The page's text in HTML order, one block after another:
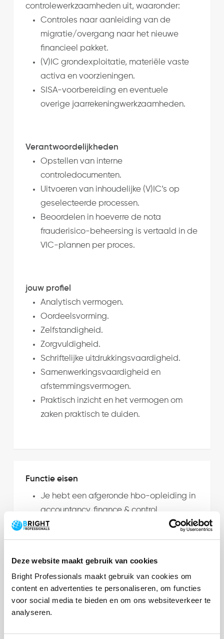
Deze website maakt gebruik van cookies
Bright Professionals maakt gebruik van cookies om
content en advertenties te personaliseren, om functies
voor social media te bieden en om ons websiteverkeer te
analyseren.
controlewerkzaamheden uit, waaronder:
Controles naar aanleiding van de
migratie/overgang naar het nieuwe
financieel pakket.
(V)IC grondexploitatie, materiële vaste
activa en voorzieningen.
SISA-voorbereiding en eventuele
overige jaarrekeningwerkzaamheden.
Verantwoordelijkheden
Opstellen van interne
controledocumenten.
Uitvoeren van inhoudelijke (V)IC’s op
geselecteerde processen.
Beoordelen in hoeverre de nota
frauderisico-beheersing is vertaald in de
VIC-plannen per proces.
jouw profiel
Analytisch vermogen.
Oordeelsvorming.
Zelfstandigheid.
Zorgvuldigheid.
Schriftelijke uitdrukkingsvaardigheid.
Samenwerkingsvaardigheid en
afstemmingsvermogen.
Praktisch inzicht en het vermogen om
zaken praktisch te duiden.
Functie eisen
Je hebt een afgeronde hbo-opleiding in
accountancy, finance & control,
bestuurskunde, rechten of bedrijfskunde
Je hebt minimaal 3 jaar aantoonbare
rechtmatigheidscontroles,
(verbijzonderde) interne controle of
auditwerkzaamheden bij een gemeente
IC-plannen